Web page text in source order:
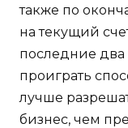
также по
на текущий
последние два
проиграть
лучше
бизнес, чем